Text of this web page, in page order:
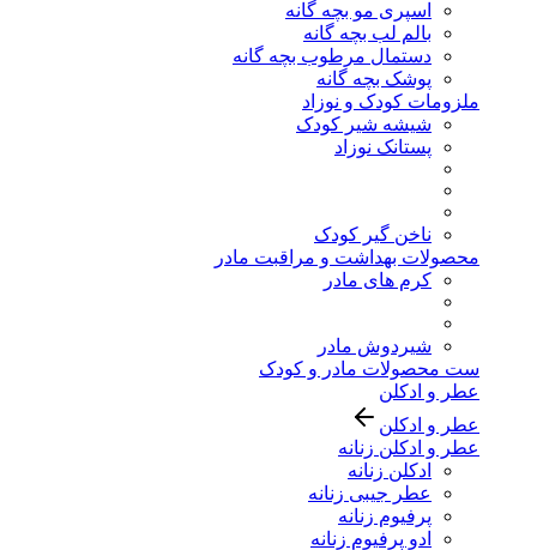
اسپری مو بچه گانه
بالم لب بچه گانه
دستمال مرطوب بچه گانه
پوشک بچه گانه
ملزومات کودک و نوزاد
شیشه شیر کودک
پستانک نوزاد
ناخن گیر کودک
محصولات بهداشت و مراقبت مادر
کرم های مادر
شیردوش مادر
ست محصولات مادر و کودک
عطر و ادکلن
عطر و ادکلن
عطر و ادکلن زنانه
ادکلن زنانه
عطر جیبی زنانه
پرفیوم زنانه
ادو پرفیوم زنانه